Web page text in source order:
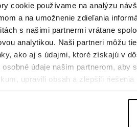
cookie používame na analýzu
a na umožnenie zdieľania
s našimi partnermi vrátane
analytikou. Naši partneri môžu
ako aj s údajmi, ktoré získajú v
osobné údaje našim partnerom, aby
upravili obsah a zlepšili
Zásadách ochrany osobných
Ako sa dobre pripraviť na
pri vode? Poradíme, čo si zbaliť